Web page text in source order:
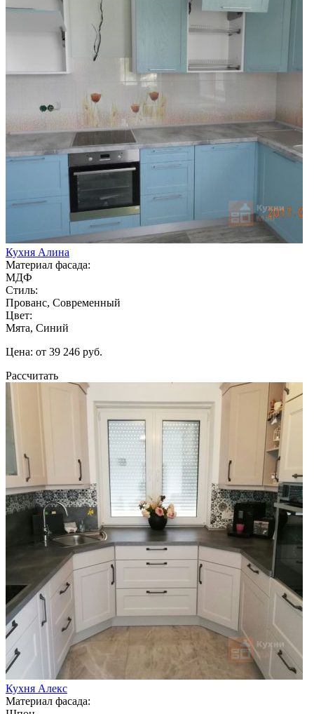
Кухня Алина
Материал фасада:
МДФ
Стиль:
Прованс, Современный
Цвет:
Мята, Синий
Цена: от 39 246 руб.
Рассчитать
Кухня Алекс
Материал фасада: